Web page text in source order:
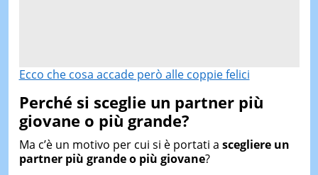
Ecco che cosa accade però alle coppie felici
Perché si sceglie un partner più
giovane o più grande?
Ma c’è un motivo per cui si è portati a scegliere un
partner più grande o più giovane?